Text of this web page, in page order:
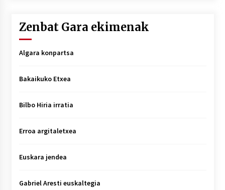
Zenbat Gara ekimenak
Algara konpartsa
Bakaikuko Etxea
Bilbo Hiria irratia
Erroa argitaletxea
Euskara jendea
Gabriel Aresti euskaltegia